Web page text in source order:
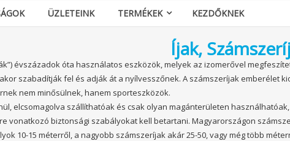
ÜZLETEINK TERMÉKEK KEZDŐKNEK
Íjak,
évszázadok óta használatos eszközök, melyek az izomerővel
szabadítják fel és adják át a nyílvesszőnek. A számszeríjak emberélet
nem minősülnek, hanem sporteszközök.
elcsomagolva szállíthatóak és csak olyan magánterületen
vonatkozó biztonsági szabályokat kell betartani. Magyarországon
10-15 méterről, a nagyobb számszeríjak akár 25-50, vagy még több